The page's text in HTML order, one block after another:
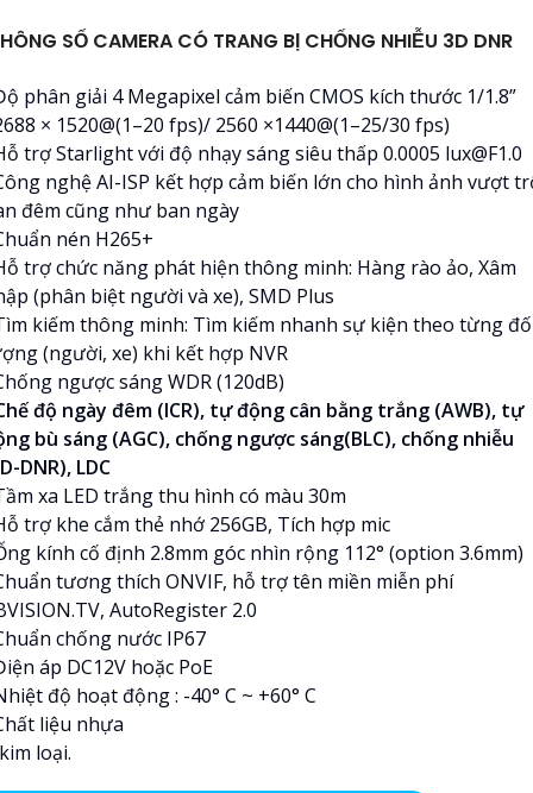
SỐ CAMERA CÓ TRANG BỊ CHỐNG NHIỄU 3D DNR
phân giải 4 Megapixel cảm biến CMOS kích thước 1/1.8”
× 1520@(1–20 fps)/ 2560 ×1440@(1–25/30 fps)
trợ Starlight với độ nhạy sáng siêu thấp 0.0005 lux@F1.0
nghệ AI-ISP kết hợp cảm biến lớn cho hình ảnh vượt
đêm cũng như ban ngày
nén H265+
trợ chức năng phát hiện thông minh: Hàng rào ảo, Xâm
(phân biệt người và xe), SMD Plus
kiếm thông minh: Tìm kiếm nhanh sự kiện theo từng
(người, xe) khi kết hợp NVR
ngược sáng WDR (120dB)
độ ngày đêm (ICR), tự động cân bằng trắng (AWB), tự
bù sáng (AGC), chống ngược sáng(BLC), chống nhiễu
DNR), LDC
xa LED trắng thu hình có màu 30m
trợ khe cắm thẻ nhớ 256GB, Tích hợp mic
kính cố định 2.8mm góc nhìn rộng 112° (option 3.6mm)
tương thích ONVIF, hỗ trợ tên miền miễn phí
AutoRegister 2.0
chống nước IP67
áp DC12V hoặc PoE
độ hoạt động : -40° C ~ +60° C
liệu nhựa
loại.